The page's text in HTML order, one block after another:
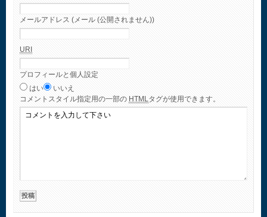
メールアドレス (メール (公開されません))
URI
プロフィールと個人設定
はい
いいえ
コメント スタイル指定用の一部の HTML タグが使用できます。